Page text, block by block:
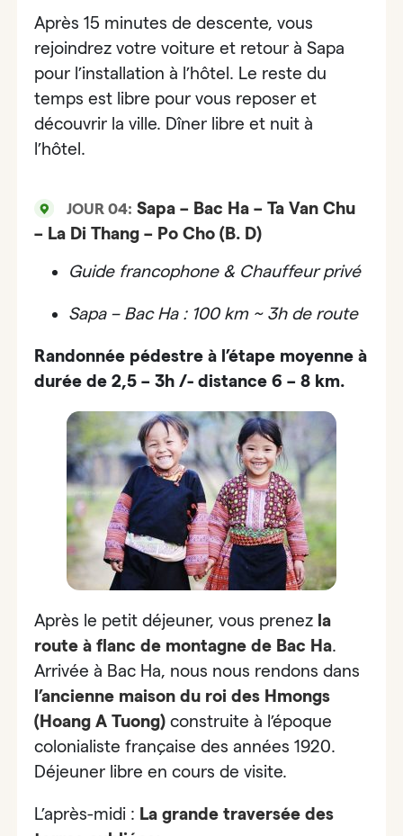
Après 15 minutes de descente, vous
rejoindrez votre voiture et retour à Sapa
pour l’installation à l’hôtel. Le reste du
temps est libre pour vous reposer et
découvrir la ville. Dîner libre et nuit à
l’hôtel.
JOUR 04: Sapa – Bac Ha – Ta Van Chu
– La Di Thang – Po Cho (B. D)
Guide francophone & Chauffeur privé
Sapa – Bac Ha : 100 km ~ 3h de route
Randonnée pédestre à l’étape moyenne à
durée de 2,5 – 3h /- distance 6 – 8 km.
Après le petit déjeuner, vous prenez la
route à flanc de montagne de Bac Ha.
Arrivée à Bac Ha, nous nous rendons dans
l’ancienne maison du roi des Hmongs
(Hoang A Tuong) construite à l’époque
colonialiste française des années 1920.
Déjeuner libre en cours de visite.
L’après-midi : La grande traversée des